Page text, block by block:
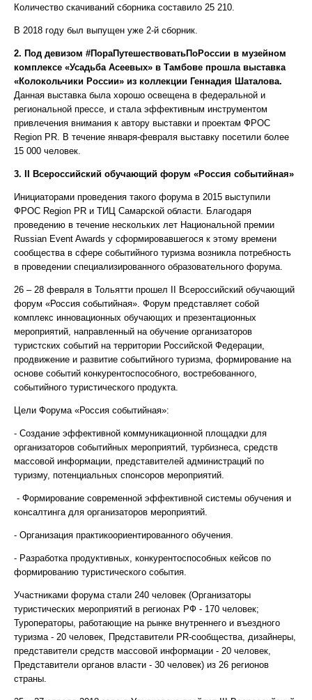
Количество скачиваний сборника составило 25 210.
В 2018 году был выпущен уже 2-й сборник.
2. Под девизом #ПораПутешествоватьПоРоссии в музейном
комплексе «Усадьба Асеевых» в Тамбове прошла выставка
«Колокольчики России» из коллекции Геннадия Шаталова.
Данная выставка была хорошо освещена в федеральной и
региональной прессе, и стала эффективным инструментом
привлечения внимания к автору выставки и проектам ФРОС
Region PR. В течение января-февраля выставку посетили более
15 000 человек.
3. Всероссийский обучающий форум «Россия событийная»
Инициаторами проведения такого форума в 2015 выступили
ФРОС Region PR и ТИЦ Самарской области. Благодаря
проведению в течение нескольких лет Национальной премии
Russian Event Awards у сформировавшегося к этому времени
сообщества в сфере событийного туризма возникла потребность
в проведении специализированного образовательного форума.
26 – 28 февраля в Тольятти прошел II Всероссийский обучающий
форум «Россия событийная». Форум представляет собой
комплекс инновационных обучающих и презентационных
мероприятий, направленный на обучение организаторов
туристских событий на территории Российской Федерации,
продвижение и развитие событийного туризма, формирование на
основе событий конкурентоспособного, востребованного,
событийного туристического продукта.
Цели Форума «Россия событийная»:
- Создание эффективной коммуникационной площадки для
организаторов событийных мероприятий, турбизнеса, средств
массовой информации, представителей администраций по
туризму, потенциальных спонсоров мероприятий.
- Формирование современной эффективной системы обучения и
консалтинга для организаторов мероприятий.
- Организация практикоориентированного обучения.
- Разработка продуктивных, конкурентоспособных кейсов по
формированию туристического события.
Участниками форума стали 240 человек (Организаторы
туристических мероприятий в регионах РФ - 170 человек;
Туроператоры, работающие на рынке внутреннего и въездного
туризма - 20 человек, Представители PR-сообщества, дизайнеры,
представители средств массовой информации - 20 человек,
Представители органов власти - 30 человек) из 26 регионов
страны.